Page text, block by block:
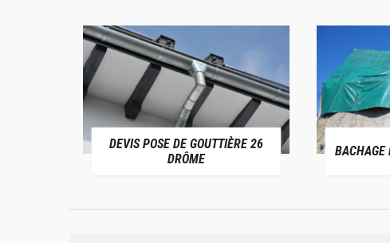
DEVIS POSE DE GOUTTIÈRE 26
DRÔME
BACHAGE